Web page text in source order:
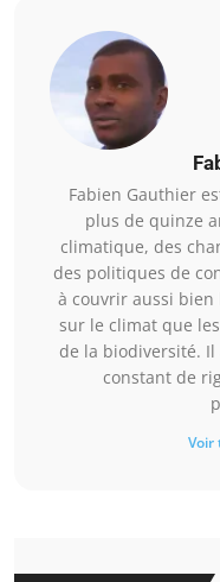
Fabien Gauthier
plus de quinze
climatique, des
des politiques de
à couvrir aussi
sur le climat que
de la biodiversité. Il
constant de
Voir